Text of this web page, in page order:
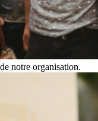
notre organisation.